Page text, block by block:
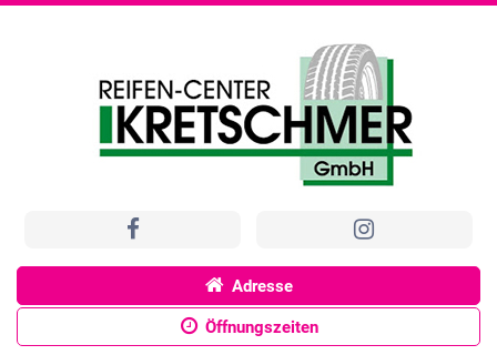
Adresse
Öffnungszeiten